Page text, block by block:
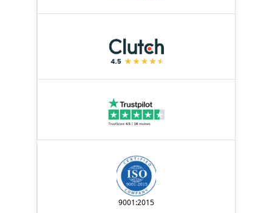
9001:2015